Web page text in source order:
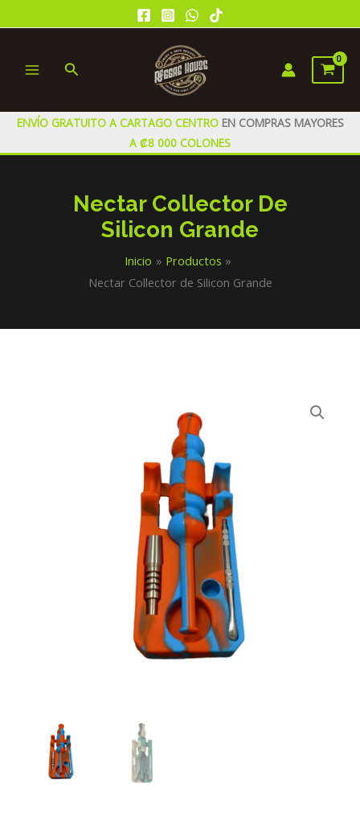
al
MENU
Buscar
ENVÍO GRATUITO A CARTAGO CENTRO EN COMPRAS MAYORES
A ₡8 000 COLONES
Nectar Collector De
Silicon Grande
Inicio
Productos
Nectar Collector de Silicon Grande